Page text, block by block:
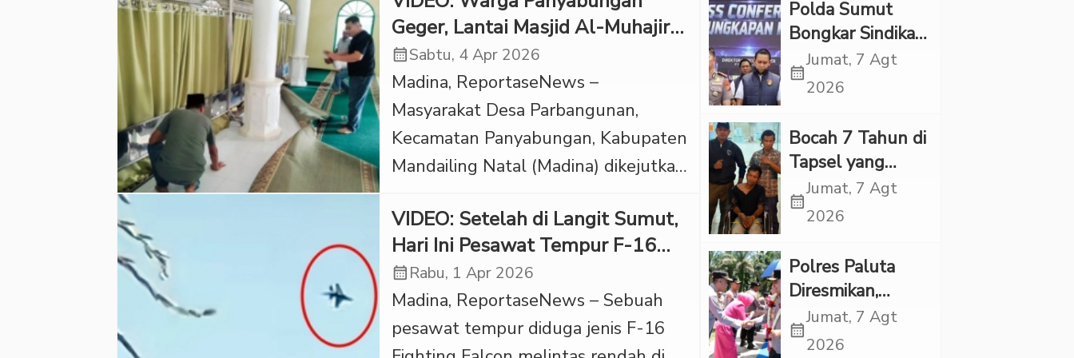
Geger, Lantai Masjid Al-Muhajirin
Mendadak Panas
calendar_monthSabtu, 4 Apr 2026
Madina, ReportaseNews –
Masyarakat Desa Parbangunan,
Kecamatan Panyabungan, Kabupaten
Mandailing Natal (Madina) dikejutkan
mendadak muncul dari lantai dan
tiang Masjid Al-Muhajirin dalam tiga
hari terakhir. Suhu panas yang tidak
wajar tersebut terkonsentrasi di
ruang salat wanita dengan diameter
VIDEO: Setelah di Langit Sumut,
Hari Ini Pesawat Tempur F-16
Bikin Geger Warga Sumbar
calendar_monthRabu, 1 Apr 2026
Madina, ReportaseNews – Sebuah
pesawat tempur diduga jenis F-16
Polda Sumut
Bongkar Sindikat
Scamming
Internasional,
Rp6,7 Miliar
calendar_month
Jumat, 7 Agt
2026
Bocah 7 Tahun di
Tapsel yang
Ditemukan
Tewas di Sumur
Kekerasan
Seksual
calendar_month
Jumat, 7 Agt
2026
Polres Paluta
Diresmikan,
Begini
Tanggapan
calendar_month
Jumat, 7 Agt
2026